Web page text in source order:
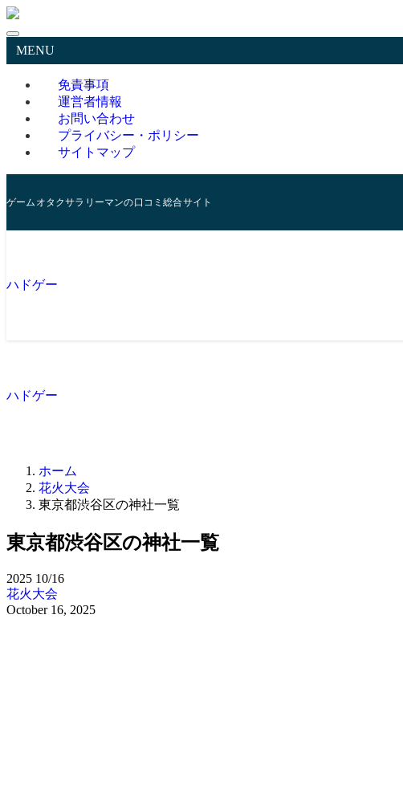
MENU
免責事項
運営者情報
お問い合わせ
プライバシー・ポリシー
サイトマップ
ゲームオタクサラリーマンの口コミ総合サイト
ハドゲー
ハドゲー
ホーム
花火大会
東京都渋谷区の神社一覧
東京都渋谷区の神社一覧
2025 10/16
花火大会
October 16, 2025